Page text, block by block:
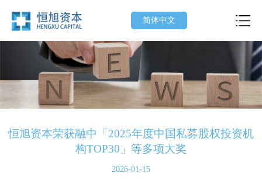
简体中文
恒旭资本荣获融中「2025年度中国私募股权投资机
构TOP30」等多项大奖
2026-01-15